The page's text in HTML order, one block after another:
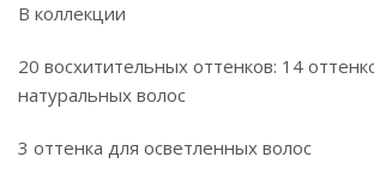
В коллекции
20 восхитительных оттенков: 14
натуральных волос
3 оттенка для осветленных волос